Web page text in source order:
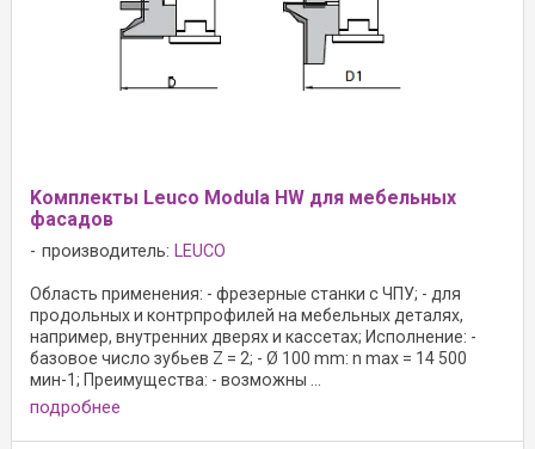
Kомплекты Leuco Modula HW для мебельных
фасадов
производитель: LEUCO
Область применения: - фрезерные станки с ЧПУ; - для
продольных и контрпрофилей на мебельных деталях,
например, внутренних дверях и кассетах; Исполнение: -
базовое число зубьев Z = 2; - Ø 100 mm: n max = 14 500
мин-1; Преимущества: - возможны ...
подробнее